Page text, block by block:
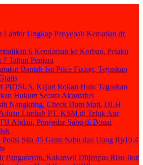
Labfor Ungkap Penyebab Kematian dr.
6 Kendaraan ke Korban, Pelaku
Tahun Penjara
Bantah Isu Price Fixing, Tegaskan
PIDSUS, Kejari Rokan Hulu Tegaskan
Hukum Secara Akuntabel
Nangkring, Check Dam Mati, DLH
Limbah PT. KSM di Teluk Aur
Abdau, Pengedar Sabu di Bonai
Sita 45 Gram Sabu dan Uang Rp10,4
Pangarayan, Kakanwil Ditjenpas Riau Ikut